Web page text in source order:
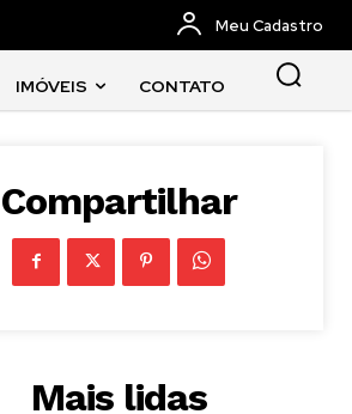
Meu Cadastro
IMÓVEIS CONTATO
Compartilhar
Mais lidas